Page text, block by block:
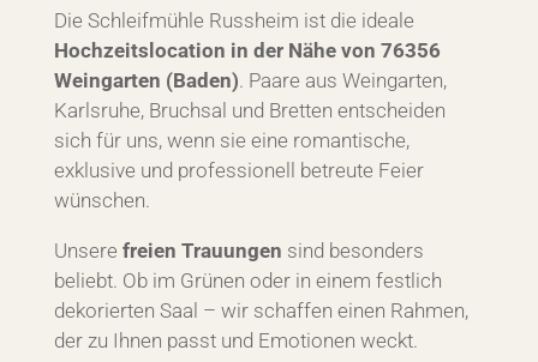
Die Schleifmühle Russheim ist die ideale
Hochzeitslocation in der Nähe von 76356
Weingarten (Baden). Paare aus Weingarten,
Karlsruhe, Bruchsal und Bretten entscheiden
sich für uns, wenn sie eine romantische,
exklusive und professionell betreute Feier
wünschen.
Unsere freien Trauungen sind besonders
beliebt. Ob im Grünen oder in einem festlich
dekorierten Saal – wir schaffen einen Rahmen,
der zu Ihnen passt und Emotionen weckt.